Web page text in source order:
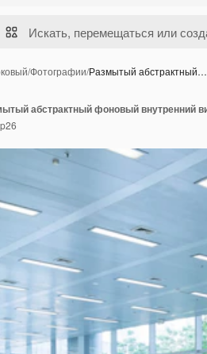
/Фотографии/Размытый абстрактный…